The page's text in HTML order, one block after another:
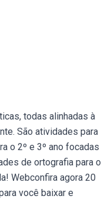
todas alinhadas à
São atividades para
o 2º e 3º ano focadas
de ortografia para o
Webconfira agora 20
você baixar e